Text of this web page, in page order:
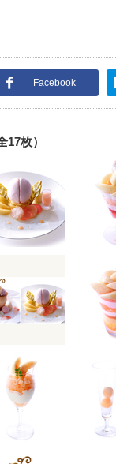
Facebook
枚）